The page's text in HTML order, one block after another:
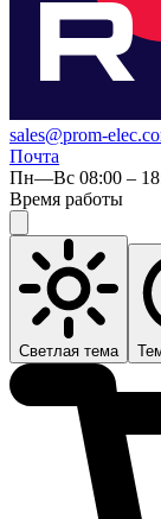
sales@prom-
Почта
Пн—Вс 08:00 –
Время работы
Светлая тема